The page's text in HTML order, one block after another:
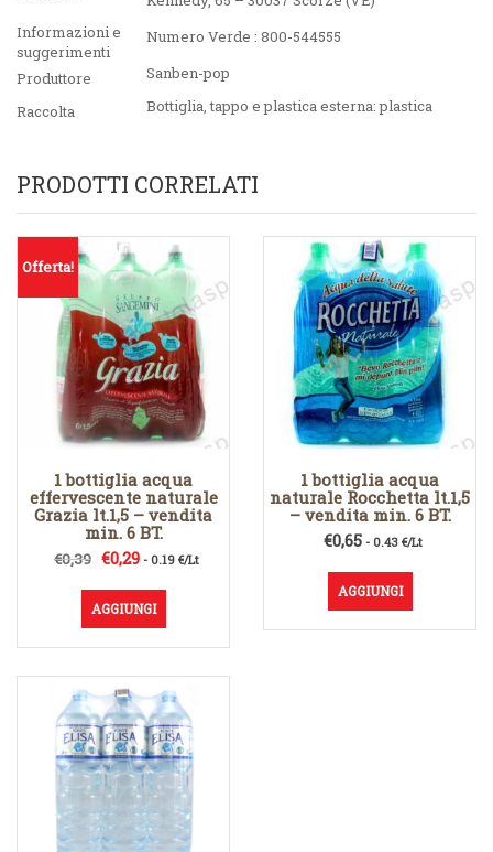
Informazioni e
suggerimenti
Numero Verde : 800-544555
Produttore
Sanben-pop
Raccolta
Bottiglia, tappo e plastica esterna: plastica
PRODOTTI CORRELATI
Offerta!
1 bottiglia acqua
effervescente naturale
Grazia lt.1,5 – vendita
min. 6 BT.
€0,39 Il
originale
era:
€0,39.
€0,29Il
attuale
è:
€0,29.
- 0.19 €/Lt
AGGIUNGI
1 bottiglia acqua
naturale Rocchetta lt.1,5
– vendita min. 6 BT.
€0,65- 0.43 €/Lt
AGGIUNGI